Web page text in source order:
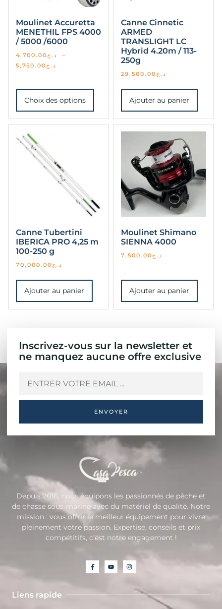
Moulinet Accuretta
MENETHIL FPS 4000
/ 5000 /6000
د.ج 4,700.00
–
د.ج 5,750.00
Choix des options
Canne Cinnetic
ARMED
TRANSLIGHT LC
Hybrid 4.20m / 113-
250g
د.ج 29,500.00
Ajouter au panier
Canne Tubertini
IBERICA PRO 4,25 m
100-250 g
د.ج 70,000.00
Ajouter au panier
Moulinet Shimano
SIENNA 4000
د.ج 7,500.00
Ajouter au panier
Inscrivez-vous sur la newsletter et
ne manquez aucune offre exclusive
ENVOYER
Depuis 2016, nous équipons les passionnés de pêche et
de chasse sous-marine avec du matériel de qualité. Notre
mission : vous offrir le meilleur équipement pour vivre
pleinement votre passion. Expertise, conseils et prix
compétitifs, c’est notre engagement !
Liens rapide